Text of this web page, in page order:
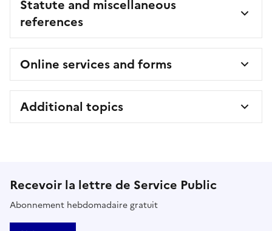
Statute and miscellaneous
references
Online services and forms
Additional topics
Recevoir la lettre de Service Public
Abonnement hebdomadaire gratuit